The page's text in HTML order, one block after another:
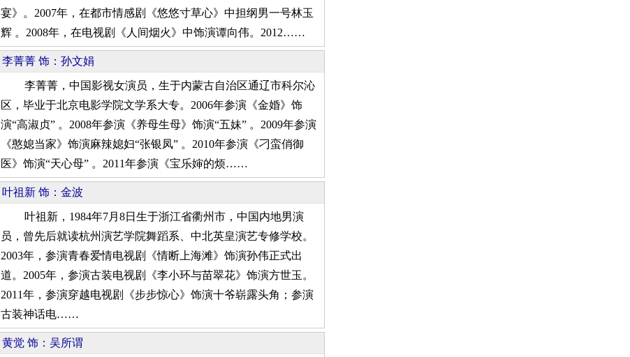
宴》。2007年，在都市情感剧《悠悠寸草心》中担纲男一号林玉
辉 。2008年，在电视剧《人间烟火》中饰演谭向伟。2012……
李菁菁 饰：孙文娟
李菁菁，中国影视女演员，生于内蒙古自治区通辽市科尔沁
区，毕业于北京电影学院文学系大专。2006年参演《金婚》饰
演“高淑贞” 。2008年参演《养母生母》饰演“五妹” 。2009年参演
《憨媳当家》饰演麻辣媳妇“张银凤” 。2010年参演《刁蛮俏御
医》饰演“天心母” 。2011年参演《宝乐婶的烦……
叶祖新 饰：金波
叶祖新，1984年7月8日生于浙江省衢州市，中国内地男演
员，曾先后就读杭州演艺学院舞蹈系、中北英皇演艺专修学校。
2003年，参演青春爱情电视剧《情断上海滩》饰演孙伟正式出
道。2005年，参演古装电视剧《李小环与苗翠花》饰演方世玉。
2011年，参演穿越电视剧《步步惊心》饰演十爷崭露头角；参演
古装神话电……
黄觉 饰：吴所谓